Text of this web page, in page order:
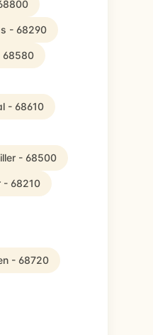
- 68290
68580
- 68610
- 68500
- 68210
- 68720